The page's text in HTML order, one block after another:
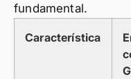
fundamental.
Característica